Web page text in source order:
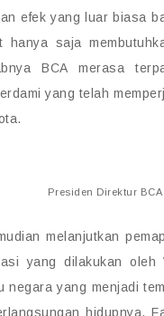
efek yang luar biasa
saja
BCA merasa
yang telah
Presiden Direktur
melanjutkan
yang dilakukan
negara yang menjadi
hidupnya.